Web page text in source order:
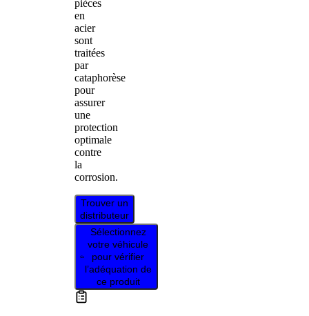
pièces
en
acier
sont
traitées
par
cataphorèse
pour
assurer
une
protection
optimale
contre
la
corrosion.
Trouver un
distributeur
Sélectionnez
votre véhicule
pour vérifier
l’adéquation de
ce produit